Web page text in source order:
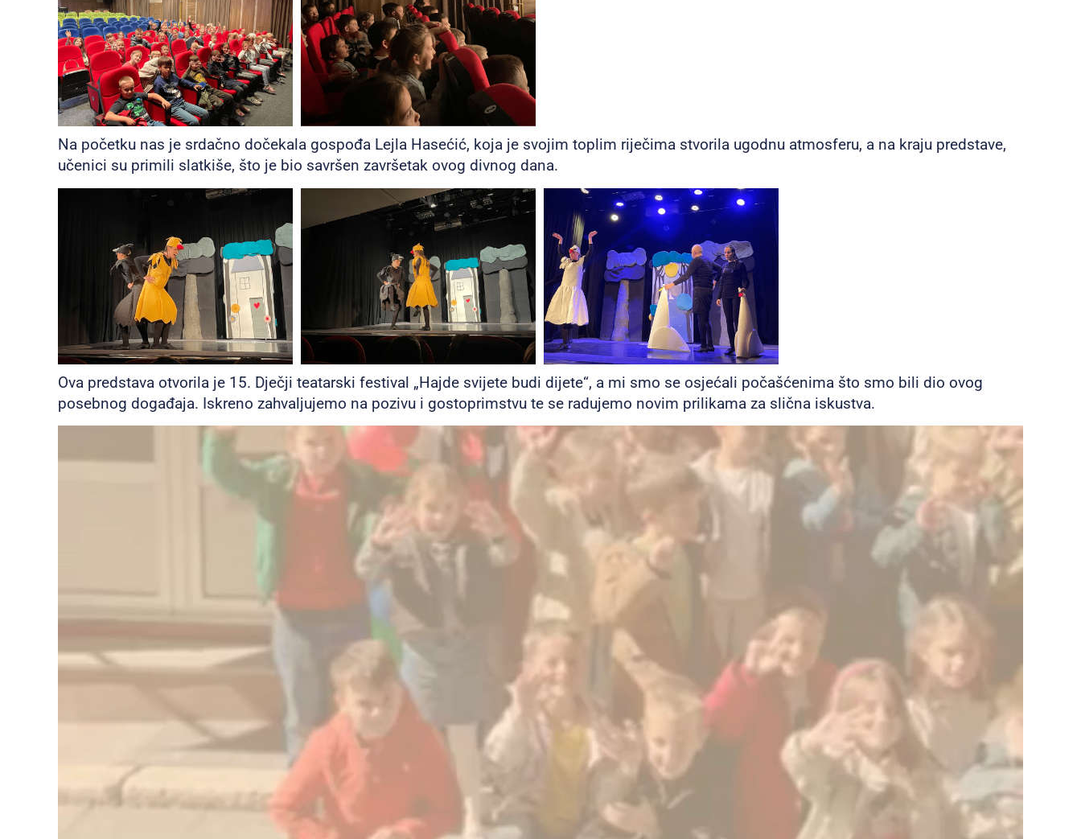
Na početku nas je srdačno dočekala gospođa Lejla Hasećić, koja je svojim toplim riječima stvorila ugodnu atmosferu, a na kraju predstave,
učenici su primili slatkiše, što je bio savršen završetak ovog divnog dana.
Ova predstava otvorila je 15. Dječji teatarski festival „Hajde svijete budi dijete“, a mi smo se osjećali počašćenima što smo bili dio ovog
posebnog događaja. Iskreno zahvaljujemo na pozivu i gostoprimstvu te se radujemo novim prilikama za slična iskustva.